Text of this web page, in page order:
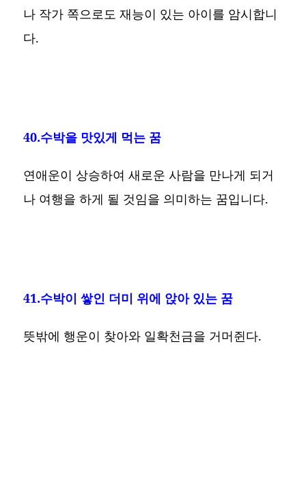
나 작가 쪽으로도 재능이 있는 아이를 암시합니
다.
40.수박을 맛있게 먹는 꿈
연애운이 상승하여 새로운 사람을 만나게 되거
나 여행을 하게 될 것임을 의미하는 꿈입니다.
41.수박이 쌓인 더미 위에 앉아 있는 꿈
뜻밖에 행운이 찾아와 일확천금을 거머쥔다.